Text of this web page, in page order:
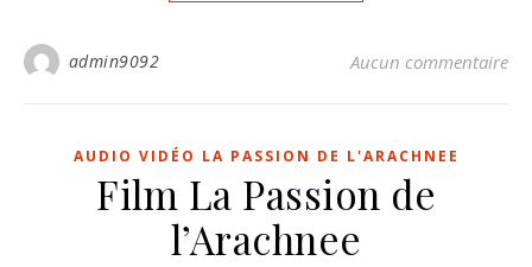
admin9092 Aucun commentaire
AUDIO VIDÉO LA PASSION DE L'ARACHNEE
Film La Passion de
l’Arachnee